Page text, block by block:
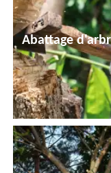
Abattage